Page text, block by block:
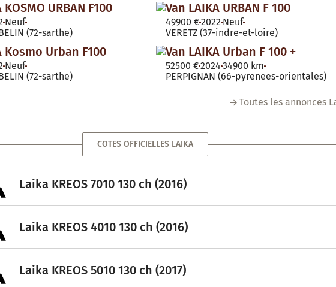
URBAN F100
Neuf
(72-sarthe)
Van LAIKA URBAN F 100
49900 €2022 Neuf
VERETZ (37-indre-et-loire)
Kosmo Urban F100
Neuf
(72-sarthe)
Van LAIKA Urban F 100 +
52500 €2024 34900 km
PERPIGNAN (66-pyrenees-orientales)
Toutes les annonces
COTES OFFICIELLES LAIKA
Laika KREOS 7010 130 ch (2016)
Laika KREOS 4010 130 ch (2016)
Laika KREOS 5010 130 ch (2017)